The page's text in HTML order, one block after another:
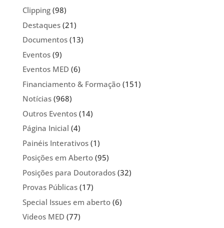
Clipping(98)
Destaques(21)
Documentos(13)
Eventos(9)
Eventos MED (6)
Financiamento & Formação(151)
Notícias(968)
Outros Eventos(14)
Página Inicial (4)
Painéis Interativos(1)
Posições em Aberto(95)
Posições para Doutorados(32)
Provas Públicas(17)
Special Issues em aberto(6)
Videos MED (77)